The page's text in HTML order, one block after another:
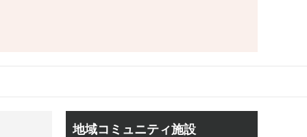
サ
地域コミュニティ施設